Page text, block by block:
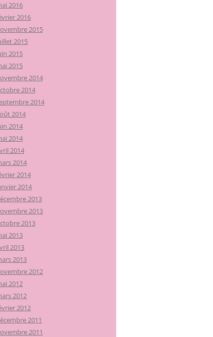
2016
2016
2015
2015
2015
2015
2014
2014
2014
2014
2014
2014
2014
2014
2014
2014
2013
2013
2013
2013
2013
2013
2012
2012
2012
2012
2011
2011